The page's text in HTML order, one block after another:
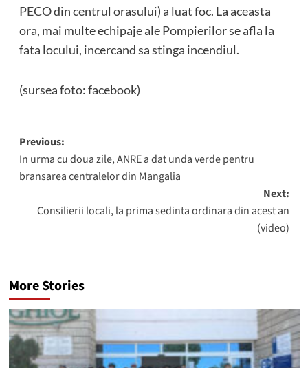
PECO din centrul orasului) a luat foc. La aceasta
ora, mai multe echipaje ale Pompierilor se afla la
fata locului, incercand sa stinga incendiul.
(sursea foto: facebook)
Post
navigation
Previous:
In urma cu doua zile, ANRE a dat unda verde pentru
bransarea centralelor din Mangalia
Next:
Consilierii locali, la prima sedinta ordinara din acest an
(video)
More Stories